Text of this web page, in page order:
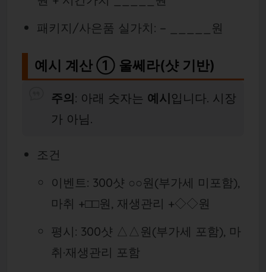
패키지/사은품 실가치: − _____원
예시 계산 ① 울쎄라(샷 기반)
주의: 아래 숫자는 예시입니다. 시장
가 아님.
조건
이벤트: 300샷 ○○원(부가세 미포함),
마취 +□□원, 재생관리 +◇◇원
평시: 300샷 △△원(부가세 포함), 마
취·재생관리 포함